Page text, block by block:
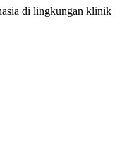
di lingkungan klinik